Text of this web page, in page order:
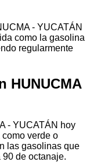
- YUCATÁN
como la gasolina
regularmente
HUNUCMA
- YUCATÁN hoy
verde o
las gasolinas que
de octanaje.